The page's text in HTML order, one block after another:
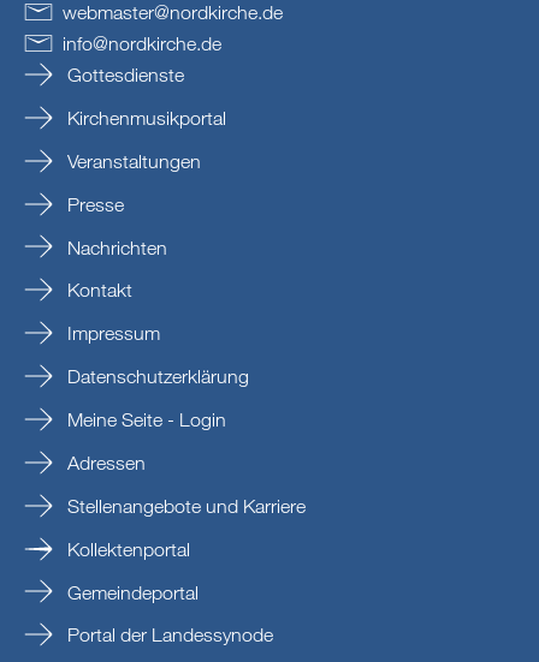
webmaster@nordkirche.de
info@nordkirche.de
Gottesdienste
Kirchenmusikportal
Veranstaltungen
Presse
Nachrichten
Kontakt
Impressum
Datenschutzerklärung
Meine Seite - Login
Adressen
Stellenangebote und Karriere
Kollektenportal
Gemeindeportal
Portal der Landessynode